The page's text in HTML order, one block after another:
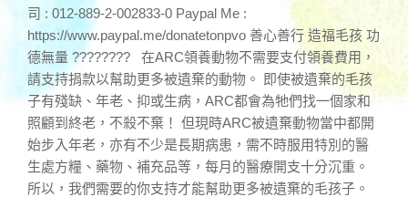
司 : 012-889-2-002833-0 Paypal Me :
https://www.paypal.me/donatetonpvo 善心善行 造福毛孩 功
德無量 ???????? 在ARC領養動物不需要支付領養費用，
請支持捐款以幫助更多被遺棄的動物。 即使被遺棄的毛孩
子有殘缺、年老、抑或生病，ARC都會為牠們找一個家和
照顧到終老，不殺不棄！ 但現時ARC被遺棄動物當中都開
始步入年老，亦有不少是長期病患，需不時服用特別的醫
生處方糧、藥物、補充品等，每月的醫療開支十分沉重。
所以，我們需要的你支持才能幫助更多被遺棄的毛孩子。